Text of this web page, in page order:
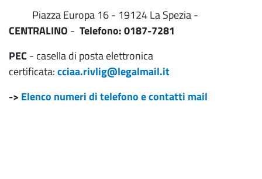
Piazza Europa 16 - 19124 La Spezia -
CENTRALINO - Telefono: 0187-7281
PEC - casella di posta elettronica
certificata:cciaa.rivlig@legalmail.it
-> Elenco numeri di telefono e contatti mail